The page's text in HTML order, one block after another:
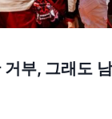
부, 그래도